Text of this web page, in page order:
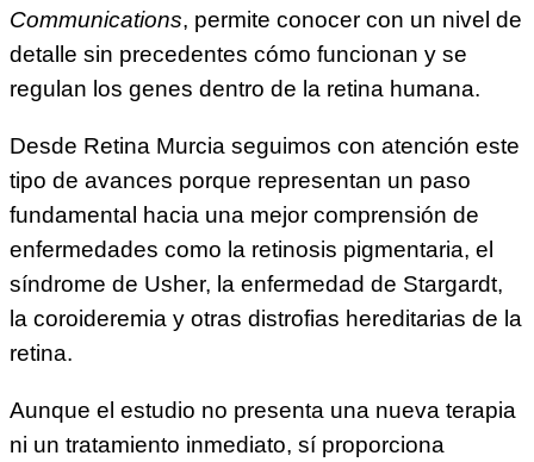
Communications, permite conocer con un nivel de
detalle sin precedentes cómo funcionan y se
regulan los genes dentro de la retina humana.
Desde Retina Murcia seguimos con atención este
tipo de avances porque representan un paso
fundamental hacia una mejor comprensión de
enfermedades como la retinosis pigmentaria, el
síndrome de Usher, la enfermedad de Stargardt,
la coroideremia y otras distrofias hereditarias de la
retina.
Aunque el estudio no presenta una nueva terapia
ni un tratamiento inmediato, sí proporciona